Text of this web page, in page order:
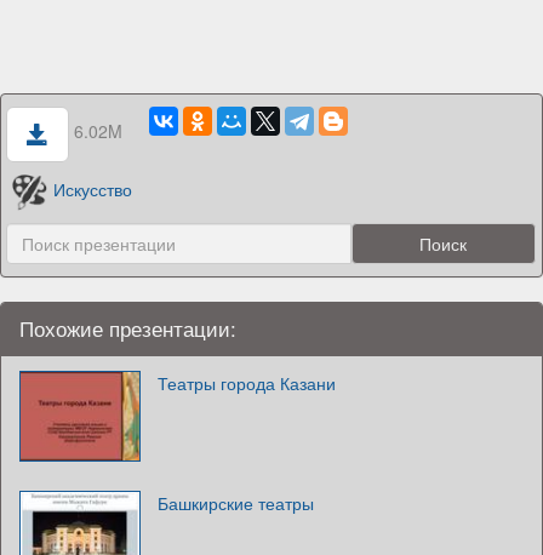
6.02M
Искусство
Похожие презентации:
Театры города Казани
Башкирские театры